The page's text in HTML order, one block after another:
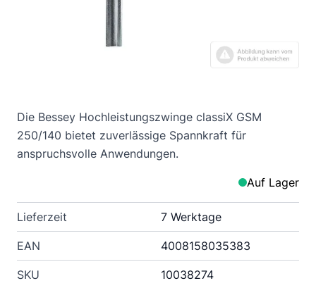
Die Bessey Hochleistungszwinge classiX GSM
250/140 bietet zuverlässige Spannkraft für
anspruchsvolle Anwendungen.
Auf Lager
Lieferzeit 7 Werktage
EAN 4008158035383
SKU 10038274